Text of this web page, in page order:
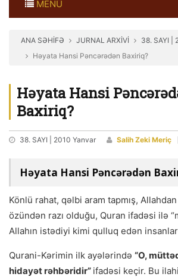
MENÜ
ANA SƏHİFƏ JURNAL ARXİVİ
38. SAYI |
Həyata Hansi Pəncərədən Baxiriq?
Həyata Hansi
Baxiriq?
38. SAYI | 2010 Yanvar Salih Zeki Meriç
Həyata Hansi Pəncərədən
Könlü rahat, qəlbi aram tapmış, Allahdan
özündən razı olduğu, Quran ifadəsi ilə
Allahın istədiyi kimi qulluq edən
Qurani-Kərimin ilk ayələrində “O,
hidayət rəhbəridir” ifadəsi keçir. Bu